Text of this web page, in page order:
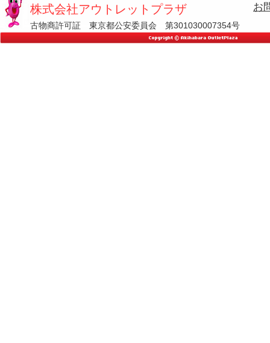
株式会社アウトレットプラザ
古物商許可証 東京都公安委員会 第301030007354号
お